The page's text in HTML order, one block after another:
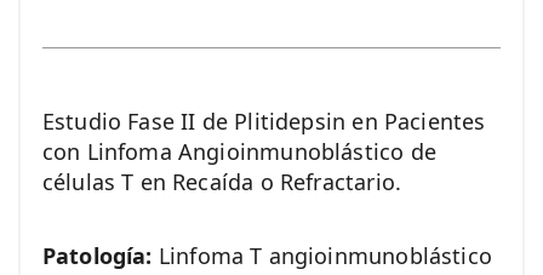
Estudio Fase II de Plitidepsin en Pacientes
con Linfoma Angioinmunoblástico de
células T en Recaída o Refractario.
Patología: Linfoma T angioinmunoblástico